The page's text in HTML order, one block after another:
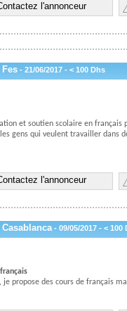
l'annonceur
- 21/06/2017 - < 100 Dhs
et soutien scolaire en français
gens qui veulent travailler dans
l'annonceur
- 09/05/2017 - < 100
je propose des cours de français